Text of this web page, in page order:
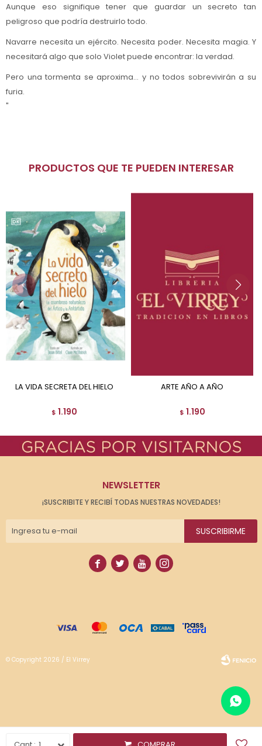
Aunque eso signifique tener que guardar un secreto tan
peligroso que podría destruirlo todo.
Navarre necesita un ejército. Necesita poder. Necesita magia. Y
necesitará algo que solo Violet puede encontrar: la verdad.
Pero una tormenta se aproxima… y no todos sobrevivirán a su
furia.
"
PRODUCTOS QUE TE PUEDEN INTERESAR
LA VIDA SECRETA DEL HIELO
$ 1.190
ARTE AÑO A AÑO
$ 1.190
NEWSLETTER
¡SUSCRIBITE Y RECIBÍ TODAS NUESTRAS NOVEDADES!
SUSCRIBIRME
   
© Copyright 2026 / El Virrey
Fenicio